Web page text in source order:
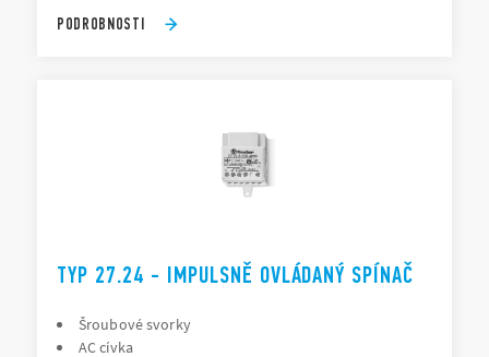
PODROBNOSTI
TYP 27.24 - IMPULSNĚ OVLÁDANÝ SPÍNAČ
Šroubové svorky
AC cívka